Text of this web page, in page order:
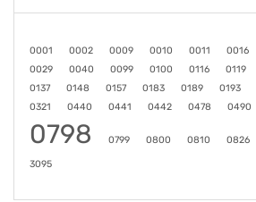
0001 0002 0009 0010 0011 0016
0029
0040 0099 0100 0116 0119
0137
0148 0157 0183 0189 0193
0321
0440 0441 0442 0478 0490
0798 0799 0800 0810 0826
3095